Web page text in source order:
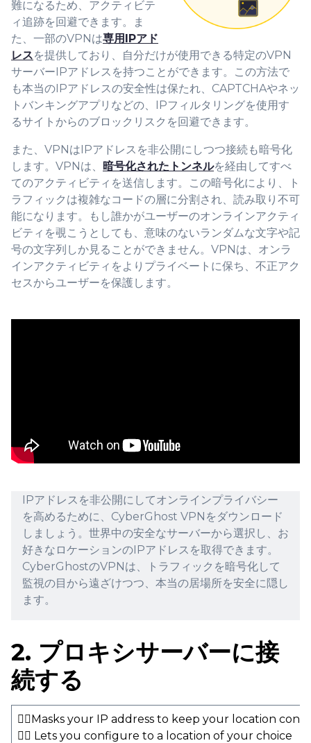
難になるため、アクティビテ
ィ追跡を回避できます。ま
た、一部のVPNは専用IPアド
レスを提供しており、自分だけが使用できる特定のVPN
サーバーIPアドレスを持つことができます。この方法で
も本当のIPアドレスの安全性は保たれ、CAPTCHAやネッ
トバンキングアプリなどの、IPフィルタリングを使用す
るサイトからのブロックリスクを回避できます。
また、VPNはIPアドレスを非公開にしつつ接続も暗号化
します。VPNは、 暗号化されたトンネルを経由してすべ
てのアクティビティを送信します。この暗号化により、ト
ラフィックは複雑なコードの層に分割され、読み取り不可
能になります。もし誰かがユーザーのオンラインアクティ
ビティを覗こうとしても、意味のないランダムな文字や記
号の文字列しか見ることができません。VPNは、オンラ
インアクティビティをよりプライベートに保ち、不正アク
セスからユーザーを保護します。
IPアドレスを非公開にしてオンラインプライバシー
を高めるために、CyberGhost VPNをダウンロード
しましょう。世界中の安全なサーバーから選択し、お
好きなロケーションのIPアドレスを取得できます。
CyberGhostのVPNは、トラフィックを暗号化して
監視の目から遠ざけつつ、本当の居場所を安全に隠し
ます。
2. プロキシサーバーに接
続する
👍🏻Masks your IP address to keep your location
👍🏻 Lets you configure to a location of your choice